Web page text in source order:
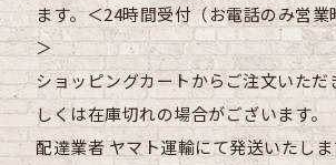
ます。＜24時間受付（お電話のみ営
＞
ショッピングカートからご注文いただ
しくは在庫切れの場合がございます。
配達業者ヤマト運輸にて発送いたし